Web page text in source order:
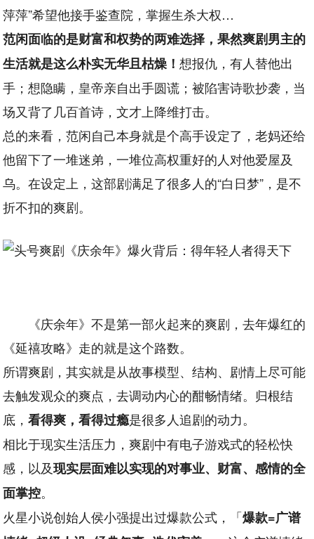
萍萍”希望他接手鉴查院，掌握生杀大权…
范闲面临的是财富和权势的两难选择，果然爽剧男主的
生活就是这么朴实无华且枯燥！想报仇，有人替他出
手；想隐瞒，皇帝亲自出手圆谎；被陷害诗歌抄袭，当
场又背了几百首诗，文才上降维打击。
总的来看，范闲自己本身就是个高手设定了，老妈还给
他留下了一堆迷弟，一堆位高权重好的人对他爱屋及
乌。在设定上，这部剧满足了很多人的“白日梦”，是不
折不扣的爽剧。
《庆余年》不是第一部火起来的爽剧，去年爆红的
《延禧攻略》走的就是这个路数。
所谓爽剧，其实就是从故事模型、结构、剧情上尽可能
去触发观众的爽点，去调动内心的酣畅情绪。归根结
底，看得爽，看得过瘾是很多人追剧的动力。
相比于现实生活压力，爽剧中有电子游戏式的轻松快
感，以及现实层面难以实现的对事业、财富、感情的全
面掌控。
火星小说创始人侯小强提出过爆款公式，「爆款=广谱